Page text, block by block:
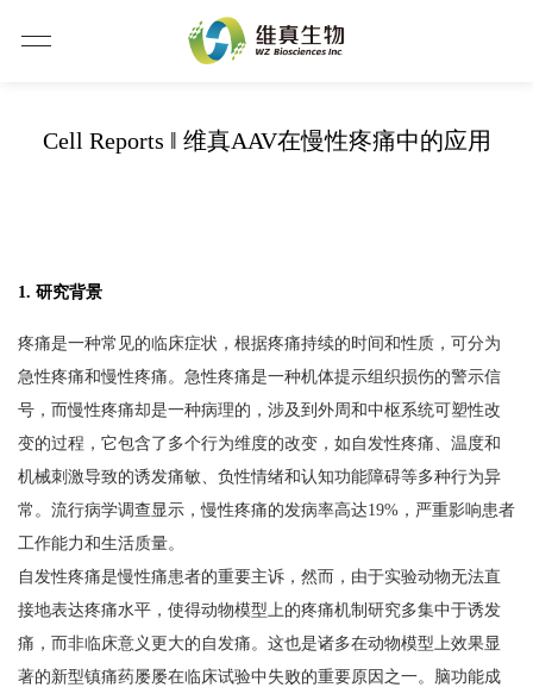
Cell Reports ‖ 维真AAV在慢性疼痛中的应用
1. 研究背景
疼痛是一种常见的临床症状，根据疼痛持续的时间和性质，可分为
急性疼痛和慢性疼痛。急性疼痛是一种机体提示组织损伤的警示信
号，而慢性疼痛却是一种病理的，涉及到外周和中枢系统可塑性改
变的过程，它包含了多个行为维度的改变，如自发性疼痛、温度和
机械刺激导致的诱发痛敏、负性情绪和认知功能障碍等多种行为异
常。流行病学调查显示，慢性疼痛的发病率高达19%，严重影响患者
工作能力和生活质量。
自发性疼痛是慢性痛患者的重要主诉，然而，由于实验动物无法直
接地表达疼痛水平，使得动物模型上的疼痛机制研究多集中于诱发
痛，而非临床意义更大的自发痛。这也是诸多在动物模型上效果显
著的新型镇痛药屡屡在临床试验中失败的重要原因之一。脑功能成